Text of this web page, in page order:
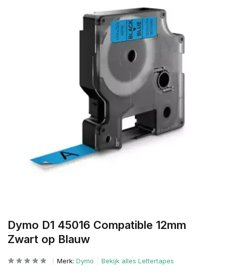
Dymo D1 45016 Compatible 12mm
Zwart op Blauw
Merk: Dymo Bekijk alles Lettertapes